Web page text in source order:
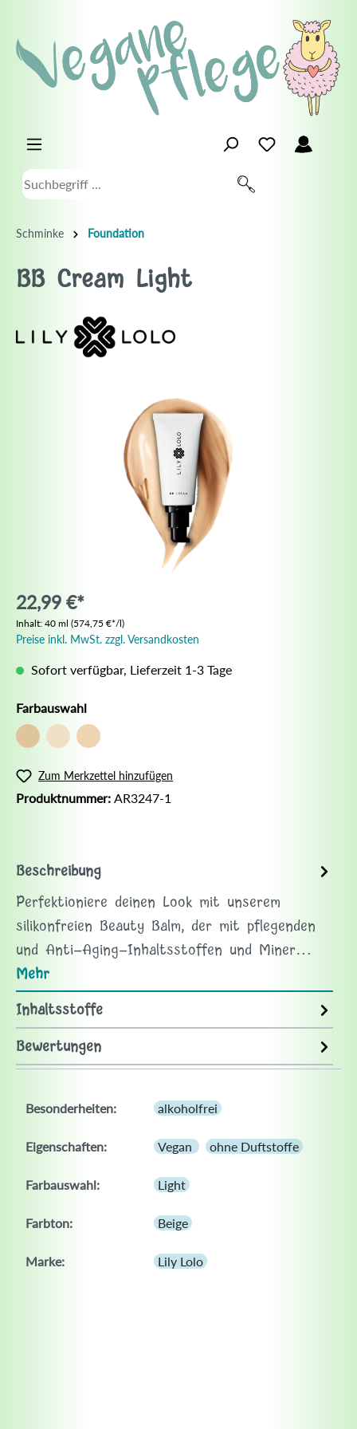
Schminke Foundation
BB Cream Light
22,99 €*
Inhalt: 40 ml (574,75 €*/l)
Preise inkl. MwSt. zzgl. Versandkosten
Sofort verfügbar, Lieferzeit 1-3 Tage
Farbauswahl
Zum Merkzettel hinzufügen
Produktnummer: AR3247-1
Beschreibung
Perfektioniere deinen Look mit unserem
silikonfreien Beauty Balm, der mit pflegenden
und Anti-Aging-Inhaltsstoffen und Miner…
Mehr
Inhaltsstoffe
Bewertungen
Besonderheiten: alkoholfrei
Eigenschaften: Vegan ohne Duftstoffe
Farbauswahl: Light
Farbton: Beige
Marke: Lily Lolo